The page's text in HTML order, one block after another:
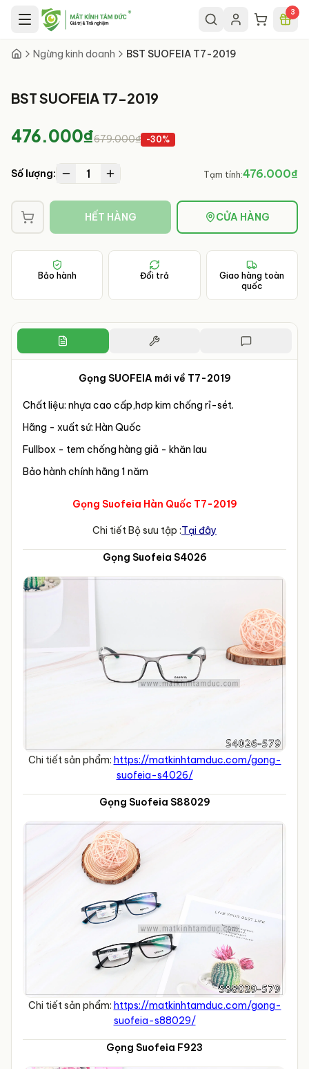
Chuyển đến nội dung chính 3
Ngừng kinh doanh BST SUOFEIA T7-2019
BST SUOFEIA T7-2019
476.000₫679.000₫ -30%
Số lượng: 1 Tạm tính:476.000₫
HẾT HÀNG CỬA HÀNG
Bảo hành Đổi trả
Giao hàng toàn
quốc
Gọng SUOFEIA mới về T7-2019
Chất liệu: nhựa cao cấp,hơp kim chống rỉ-sét.
Hãng - xuất sứ: Hàn Quốc
Fullbox - tem chống hàng giả - khăn lau
Bảo hành chính hãng 1 năm
Gọng Suofeia Hàn Quốc T7-2019
Chi tiết Bộ sưu tập :Tại đây
Gọng Suofeia S4026
Chi tiết sản phẩm: https://matkinhtamduc.com/gong-
suofeia-s4026/
Gọng Suofeia S88029
Chi tiết sản phẩm: https://matkinhtamduc.com/gong-
suofeia-s88029/
Gọng Suofeia F923